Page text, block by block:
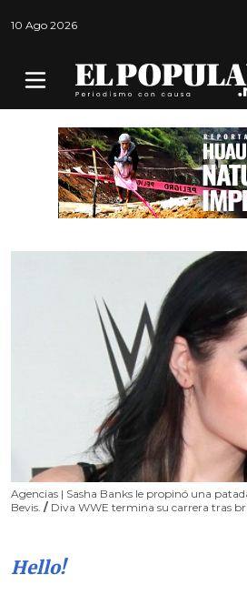
10 Ago 2026
Agencias | Sasha Banks le propinó una
Bevis. / Diva WWE termina su carrera tras
Hello!